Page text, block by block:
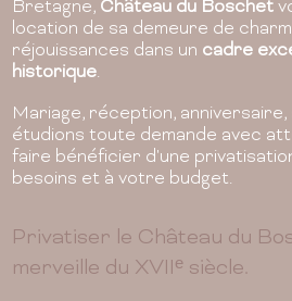
En
Bretagne, Château du Boschet
location de sa demeure de
réjouissances dans un cadre
historique.
Mariage, réception,
étudions toute demande avec
faire bénéficier d'une
besoins et à votre budget.
Privatiser le Château du
merveille du XVIIᵉ siècle.